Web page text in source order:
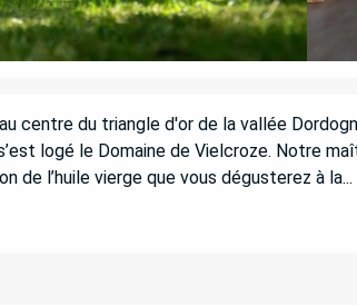
centre du triangle d'or de la vallée
logé le Domaine de Vielcroze. Notre
l’huile vierge que vous dégusterez à la...